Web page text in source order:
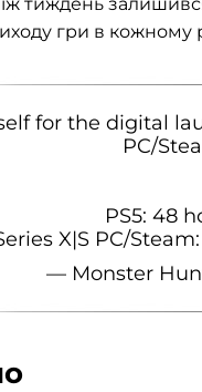
гри в кожному
for the digital
PC/
PS5: 48
X|S PC/
— Monster